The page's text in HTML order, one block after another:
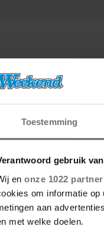
Toestemming
gebruik
en onze 1022
om informatie op
aan
met welke doelen.